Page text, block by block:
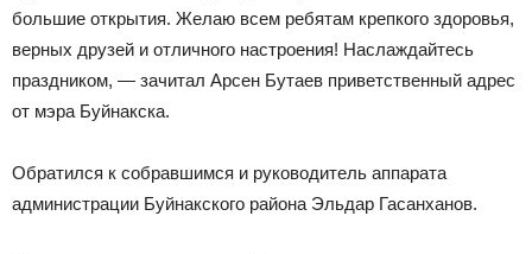
большие открытия. Желаю всем ребятам крепкого здоровья,
верных друзей и отличного настроения! Наслаждайтесь
праздником, — зачитал Арсен Бутаев приветственный адрес
от мэра Буйнакска.
Обратился к собравшимся и руководитель аппарата
администрации Буйнакского района Эльдар Гасанханов.